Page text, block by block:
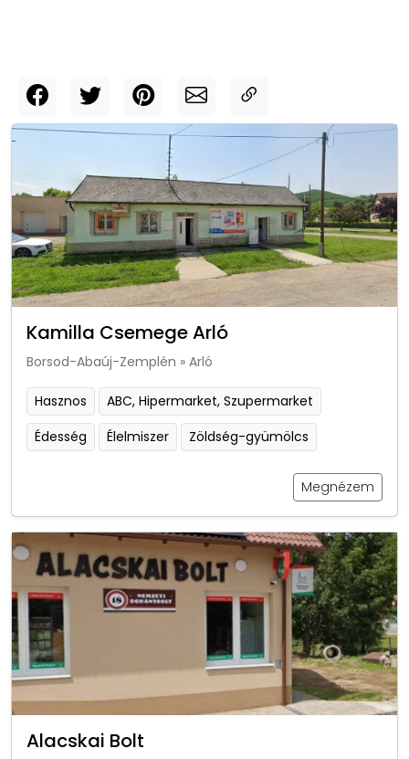
Kamilla Csemege Arló
Borsod-Abaúj-Zemplén » Arló
Hasznos
ABC, Hipermarket, Szupermarket
Édesség
Élelmiszer Zöldség-gyümölcs
Megnézem
Alacskai Bolt